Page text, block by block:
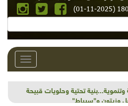
Toggle
وتنموية...بنية تحتية وحلويات قبيحة
وزيتون و"سيباط"